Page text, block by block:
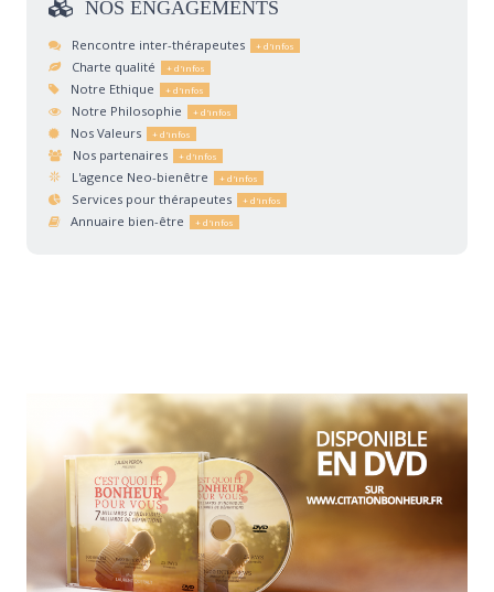
NOS ENGAGEMENTS
Rencontre inter-thérapeutes
Charte qualité
Notre Ethique
Notre Philosophie
Nos Valeurs
Nos partenaires
L'agence Neo-bienêtre
Services pour thérapeutes
Annuaire bien-être